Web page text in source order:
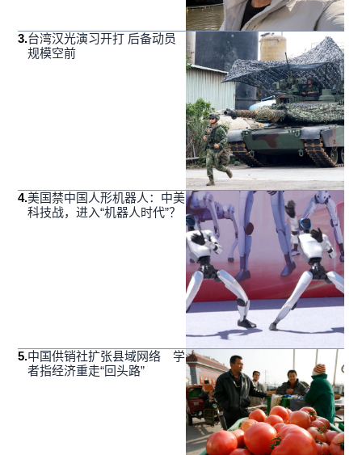
3.台湾汉光演习开打 后备动员
规模空前
4.美国禁中国人形机器人：中美
科技战，进入“机器人时代”？
5.中国供销社扩张县域网络 学
者指经济重走“回头路”